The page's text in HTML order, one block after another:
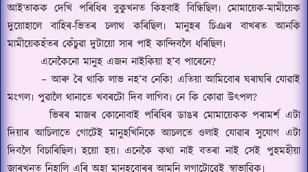
আইতাকক দেখি পৰিধিৰ বুকুখনত কিহবাই বিন্ধিছিল৷ মোমায়েক-মামীয়েক
দুয়োহালে বাহিৰ-ভিতৰ চলাথ কৰিছিল৷ মানুহৰ চিঞৰ বাখৰত আনকি
মামীয়েকহঁতৰ কেঁচুৱা দুটায়ো সাৰ পাই কান্দিবলৈ ধৰিছিল৷
এনেকৈনো মানুহ এজন নাইকিয়া হ’ব পাৰেনে?
–আৰু ৰৈ থাকি লাভ নহ’ব নেকি! এতিয়া আমিবোৰ ঘৰাঘৰি যোৱাই
মংগল৷ পুৱালৈ থানাতে খবৰটো দিব লাগিব৷ নে কি কোৱা উৎপল?
ভিৰৰ মাজৰ কোনোবাই পৰিধিৰ ডাঙৰ মোমায়েকক পৰামৰ্শ এটা
দিয়াৰ আচিলাতে গোটেই মানুহখিনিকে আচলতে ওলাই যোৱাৰ সুযোগ এটা
দিবলৈ বিচাৰিছিল৷ হয়ো হয়৷ এনেকৈ কথা নাই বতৰা নাই সেই পুহমহীয়া